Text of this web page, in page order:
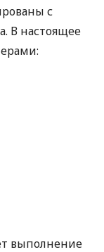
с
В настоящее
выполнение